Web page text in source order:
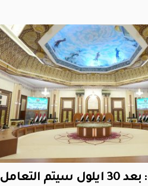
ادارة الدولة: بعد 30 ايلول سيتم التعامل